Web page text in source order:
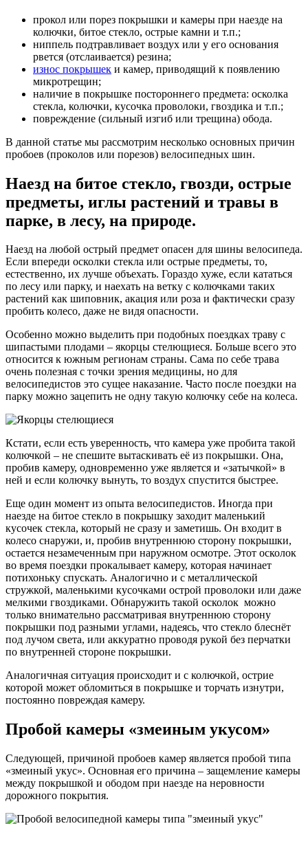
прокол или порез покрышки и камеры при наезде на
колючки, битое стекло, острые камни и т.п.;
ниппель подтравливает воздух или у его основания
рвется (отслаивается) резина;
износ покрышек и камер, приводящий к появлению
микротрещин;
наличие в покрышке постороннего предмета: осколка
стекла, колючки, кусочка проволоки, гвоздика и т.п.;
повреждение (сильный изгиб или трещина) обода.
В данной статье мы рассмотрим несколько основных причин
пробоев (проколов или порезов) велосипедных шин.
Наезд на битое стекло, гвозди, острые
предметы, иглы растений и травы в
парке, в лесу, на природе.
Наезд на любой острый предмет опасен для шины велосипеда.
Если впереди осколки стекла или острые предметы, то,
естественно, их лучше объехать. Гораздо хуже, если кататься
по лесу или парку, и наехать на ветку с колючками таких
растений как шиповник, акация или роза и фактически сразу
пробить колесо, даже не видя опасности.
Особенно можно выделить при подобных поездках траву с
шипастыми плодами – якорцы стелющиеся. Больше всего это
относится к южным регионам страны. Сама по себе трава
очень полезная с точки зрения медицины, но для
велосипедистов это сущее наказание. Часто после поездки на
парку можно зацепить не одну такую колючку себе на колеса.
Кстати, если есть уверенность, что камера уже пробита такой
колючкой – не спешите вытаскивать её из покрышки. Она,
пробив камеру, одновременно уже является и «затычкой» в
ней и если колючку вынуть, то воздух спустится быстрее.
Еще один момент из опыта велосипедистов. Иногда при
наезде на битое стекло в покрышку заходит маленький
кусочек стекла, который не сразу и заметишь. Он входит в
колесо снаружи, и, пробив внутреннюю сторону покрышки,
остается незамеченным при наружном осмотре. Этот осколок
во время поездки прокалывает камеру, которая начинает
потихоньку спускать. Аналогично и с металлической
стружкой, маленькими кусочками острой проволоки или даже
мелкими гвоздиками. Обнаружить такой осколок можно
только внимательно рассматривая внутреннюю сторону
покрышки под разными углами, надеясь, что стекло блеснёт
под лучом света, или аккуратно проводя рукой без перчатки
по внутренней стороне покрышки.
Аналогичная ситуация происходит и с колючкой, острие
которой может обломиться в покрышке и торчать изнутри,
постоянно повреждая камеру.
Пробой камеры «змеиным укусом»
Следующей, причиной пробоев камер является пробой типа
«змеиный укус». Основная его причина – защемление камеры
между покрышкой и ободом при наезде на неровности
дорожного покрытия.